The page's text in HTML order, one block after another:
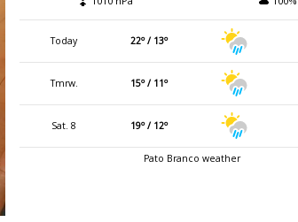
Today 22º / 13º
Tmrw. 15º / 11º
Sat. 8 19º / 12º
Pato Branco weather